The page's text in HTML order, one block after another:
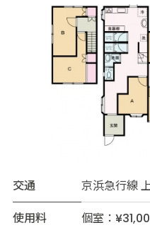
交通
京浜急行線
使用料
個室：